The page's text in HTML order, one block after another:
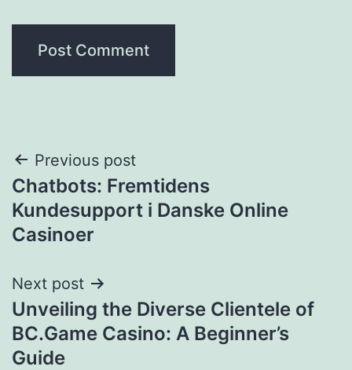
Previous post
Chatbots: Fremtidens
Kundesupport i Danske Online
Casinoer
Next post
Unveiling the Diverse Clientele of
BC.Game Casino: A Beginner’s
Guide